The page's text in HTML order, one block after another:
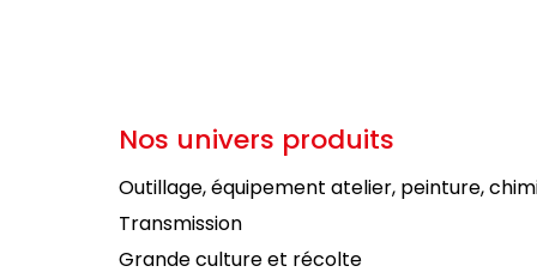
Nos univers produits
Outillage, équipement atelier, peinture,
Transmission
Grande culture et récolte